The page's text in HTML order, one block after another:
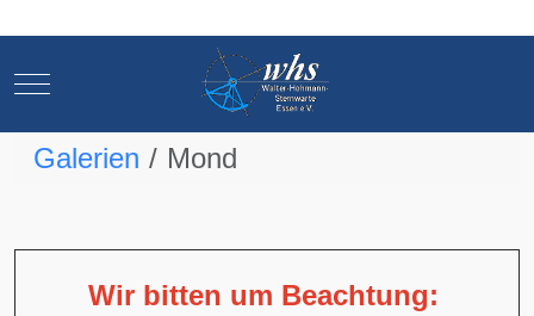
Mobile Menu Toggle
Galerien Mond
Wir bitten um Beachtung: